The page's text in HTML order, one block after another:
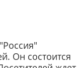
Он состоится